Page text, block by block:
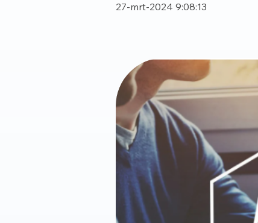
27-mrt-2024 9:08:13